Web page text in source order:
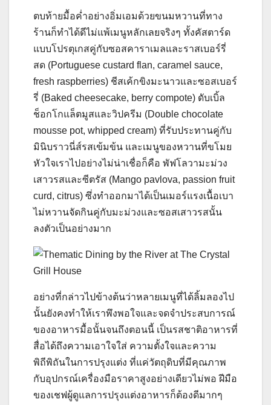
ตบท้ายมื้อค่ำอย่างอิ่มเอมด้วยขนมหวานที่ทาง
ร้านก็ทำได้ดีไม่แพ้เมนูหลักเลยจริงๆ ทั้งคัสตาร์ด
แบบโปรตุเกสคู่กับซอสคาราเมลและราสเบอร์รี่
สด (Portuguese custard flan, caramel sauce,
fresh raspberries) ชีสเค้กขิงมะนาวและซอสเบอร์
รี่ (Baked cheesecake, berry compote) ดับเบิ้ล
ช็อกโกแล็ตมูสและวิปครีม (Double chocolate
mousse pot, whipped cream) ที่รับประทานคู่กับ
มินิบราวนี่ส์รสเข้มข้น และเมนูของหวานที่ขโมย
หัวใจเราไปอย่างไม่น่าเชื่อก็คือ พัฟโลวามะม่วง
เสาวรสและซีตรัส (Mango pavlova, passion fruit
curd, citrus) ซึ่งทำออกมาได้เป็นเมอร์แรงเนื้อเบา
ไม่หวานจัดกินคู่กับมะม่วงและซอสเสาวรสนั้น
ลงตัวเป็นอย่างมาก
อย่างที่กล่าวไปข้างต้นว่าหลายเมนูที่ได้ลิ้มลองไป
นั้นยังคงทำให้เราพึงพอใจและจดจำประสบการณ์
ของอาหารมื้อนั้นจนถึงตอนนี้ เป็นรสชาติอาหารที่
สื่อได้ถึงความเอาใจใส่ ความตั้งใจและความ
พิถีพิถันในการปรุงแต่ง ที่แค่วัตถุดิบที่มีคุณภาพ
กับอุปกรณ์เครื่องมือราคาสูงอย่างเดียวไม่พอ ฝีมือ
ของเชฟผู้ดูแลการปรุงแต่งอาหารก็ต้องดีมากๆ